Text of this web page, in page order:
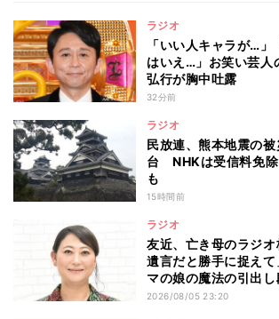
ラジオ
「いい人キャラが…」
はいえ…」お笑い芸人
弘行が胸中吐露
32分前
ラジオ
民放連、熊本地震の
台 NHKは受信料免除
も
15時間前
ラジオ
友近、亡き母のラジ
遺言だと勝手に捉え
マの娘の魔法の引出し
2026/08/05 23:20